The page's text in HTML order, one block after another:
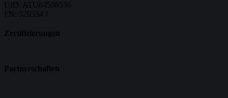
UID: ATU64598536
FN: 320334 f
Zertifizierungen
Partnerschaften